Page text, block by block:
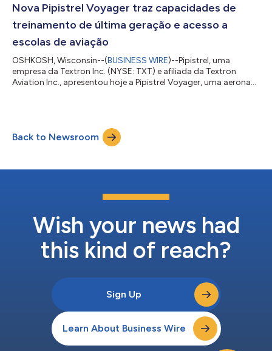
partir de 2027 e opções para até 20 aeronaves adicionais em
2028 e 20 em 2029, apoiando a expansão...
Nova Pipistrel Voyager traz capacidades de
treinamento de última geração e acesso a
escolas de aviação
OSHKOSH, Wisconsin--(BUSINESS WIRE)--Pipistrel, uma
empresa da Textron Inc. (NYSE: TXT) e afiliada da Textron
Aviation Inc., apresentou hoje a Pipistrel Voyager, uma aeronave
Pipistrel. Desenvolvida especificamente para atender às
exigências em evolução do treinamento de pilotos, a Voyager
foi projetada para estar conforme a...
Back to Newsroom
Wish your news had
this kind of reach?
Sign Up
Learn About Business Wire